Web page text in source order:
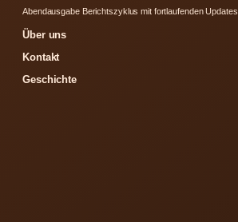
Abendausgabe Berichtszyklus mit fortlaufenden Updates.
Über uns
Kontakt
Geschichte